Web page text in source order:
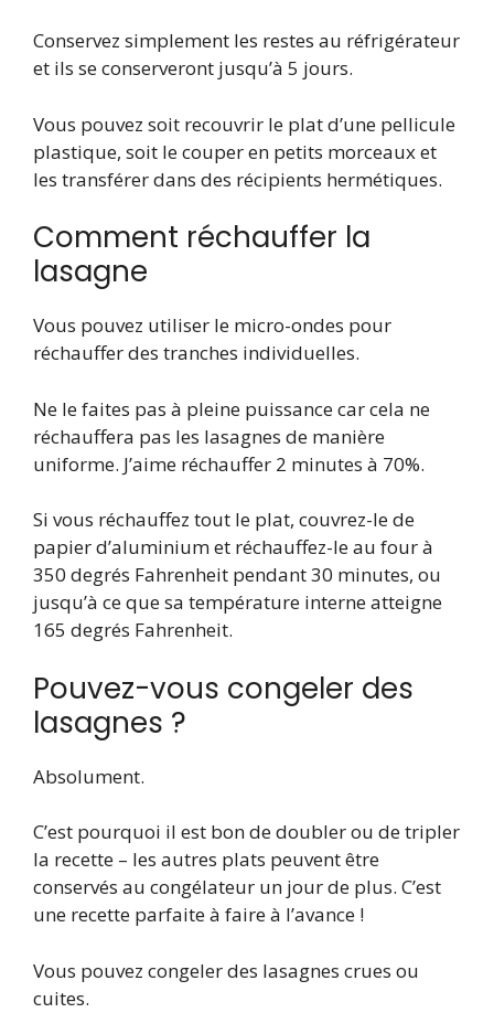
Conservez simplement les restes au réfrigérateur
et ils se conserveront jusqu’à 5 jours.
Vous pouvez soit recouvrir le plat d’une pellicule
plastique, soit le couper en petits morceaux et
les transférer dans des récipients hermétiques.
Comment réchauffer la
lasagne
Vous pouvez utiliser le micro-ondes pour
réchauffer des tranches individuelles.
Ne le faites pas à pleine puissance car cela ne
réchauffera pas les lasagnes de manière
uniforme. J’aime réchauffer 2 minutes à 70%.
Si vous réchauffez tout le plat, couvrez-le de
papier d’aluminium et réchauffez-le au four à
350 degrés Fahrenheit pendant 30 minutes, ou
jusqu’à ce que sa température interne atteigne
165 degrés Fahrenheit.
Pouvez-vous congeler des
lasagnes ?
Absolument.
C’est pourquoi il est bon de doubler ou de tripler
la recette – les autres plats peuvent être
conservés au congélateur un jour de plus. C’est
une recette parfaite à faire à l’avance !
Vous pouvez congeler des lasagnes crues ou
cuites.